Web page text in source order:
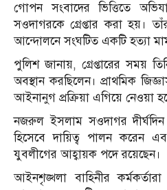
গোপন সংবাদের ভিত্তিতে
সওদাগরকে গ্রেপ্তার করা হয়।
আন্দোলনে সংঘটিত একটি হত্যা
পুলিশ জানায়, গ্রেপ্তারের সময়
অবস্থান করছিলেন। প্রাথমিক
আইনানুগ প্রক্রিয়া এগিয়ে নেওয়া
নজরুল ইসলাম সওদাগর
হিসেবে দায়িত্ব পালন করেন
যুবলীগের আহ্বায়ক পদে রয়েছেন।
আইনশৃঙ্খলা বাহিনীর